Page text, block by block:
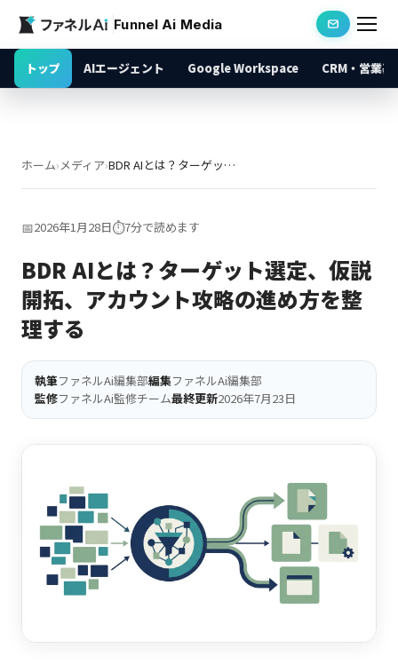
Funnel Ai Media
トップ AIエージェント Google Workspace CRM・営業基
ホーム›メディア› BDR AIとは？ターゲット選定、仮説開拓、アカウント攻略の進め方を整理する
📅2026年1月28日⏱️7分で読めます
BDR AIとは？ターゲット選定、仮説
開拓、アカウント攻略の進め方を整
理する
執筆ファネルAi編集部編集ファネルAi編集部
監修ファネルAi監修チーム最終更新2026年7月23日